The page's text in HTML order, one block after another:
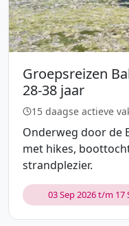
Groepsreizen
28-38 jaar
15 daagse actieve
Onderweg door de
met hikes,
strandplezier.
03 Sep 2026 t/m 17